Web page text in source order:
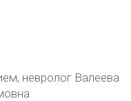
невролог Валеева